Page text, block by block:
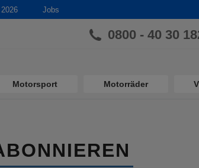
Jobs
0800 - 40 30
Motorsport Motorräder